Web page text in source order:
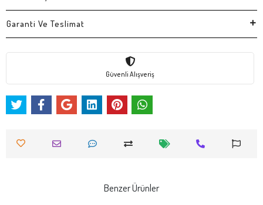
Garanti Ve Teslimat
Güvenli Alışveriş
Benzer Ürünler